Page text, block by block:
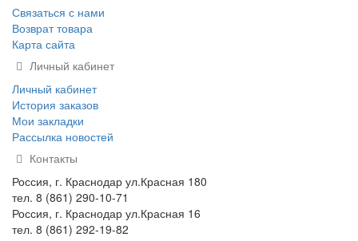
Связаться с нами
Возврат товара
Карта сайта
Личный кабинет
Личный кабинет
История заказов
Мои закладки
Рассылка новостей
Контакты
Россия, г. Краснодар ул.Красная 180
тел. 8 (861) 290-10-71
Россия, г. Краснодар ул.Красная 16
тел. 8 (861) 292-19-82